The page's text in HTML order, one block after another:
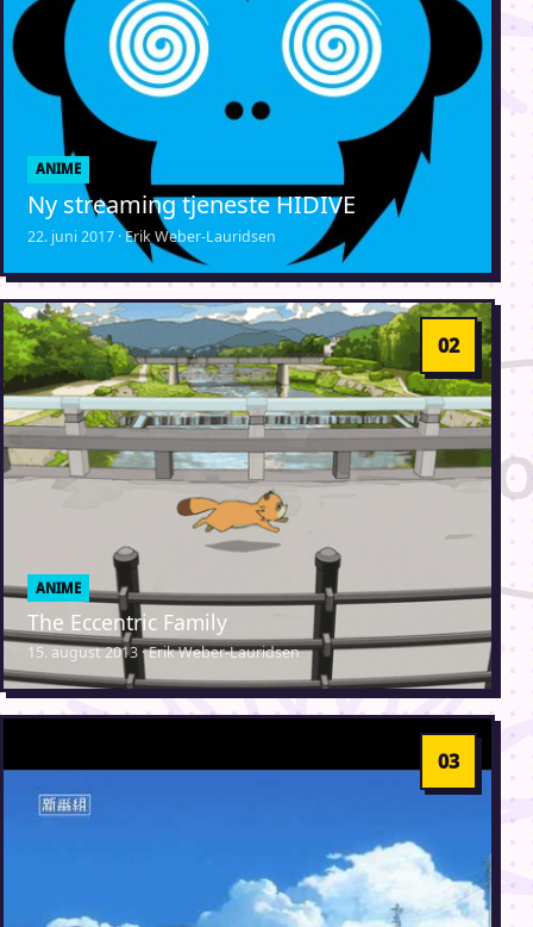
ANIME
Ny streaming tjeneste HIDIVE
22. juni 2017 · Erik Weber-Lauridsen
ANIME
The Eccentric Family
15. august 2013 · Erik Weber-Lauridsen